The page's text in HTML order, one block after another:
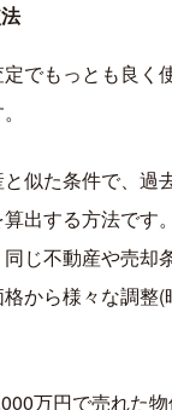
でもっとも良く
似た条件で、過
出する方法です。
じ不動産や売却
から様々な調整(
万円で売れた